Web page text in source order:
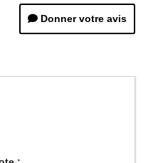
Donner votre avis